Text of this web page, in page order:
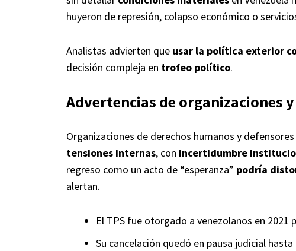
huyeron de represión, colapso económico o
Analistas advierten que usar la política exterior
decisión compleja en trofeo político.
Advertencias de organizaciones
Organizaciones de derechos humanos y
tensiones internas, con incertidumbre
regreso como un acto de “esperanza” podría
alertan.
El TPS fue otorgado a venezolanos en 2021
Su cancelación quedó en pausa judicial hasta